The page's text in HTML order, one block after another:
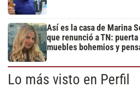
Así es la casa de Marina
que renunció a TN:
muebles bohemios y
Lo más visto en Perfil